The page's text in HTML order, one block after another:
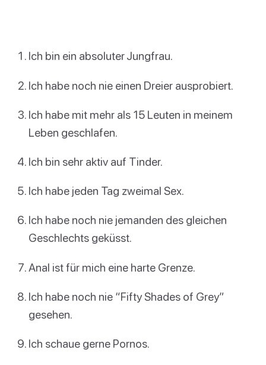
Ich bin ein absoluter Jungfrau.
Ich habe noch nie einen Dreier ausprobiert.
Ich habe mit mehr als 15 Leuten in meinem
Leben geschlafen.
Ich bin sehr aktiv auf Tinder.
Ich habe jeden Tag zweimal Sex.
Ich habe noch nie jemanden des gleichen
Geschlechts geküsst.
Anal ist für mich eine harte Grenze.
Ich habe noch nie “Fifty Shades of Grey”
gesehen.
Ich schaue gerne Pornos.